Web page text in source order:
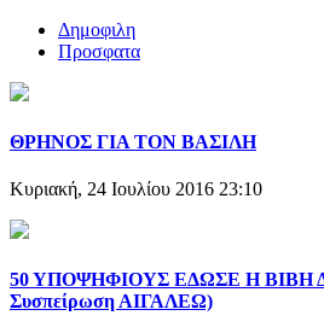
Δημοφιλη
Προσφατα
ΘΡΗΝΟΣ ΓΙΑ ΤΟΝ ΒΑΣΙΛΗ
Κυριακή, 24 Ιουλίου 2016 23:10
50 ΥΠΟΨΗΦΙΟΥΣ ΕΔΩΣΕ Η ΒΙΒΗ
Συσπείρωση ΑΙΓΑΛΕΩ)